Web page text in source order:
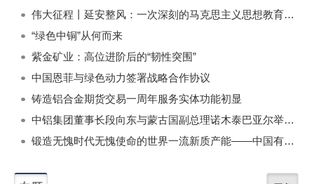
伟大征程丨延安整风：一次深刻的马克思主义思想教育运动
“绿色中铜”从何而来
紫金矿业：高位进阶后的“韧性突围”
中国恩菲与绿色动力签署战略合作协议
铸造铝合金期货交易一周年服务实体功能初显
中铝集团董事长段向东与蒙古国副总理诺木泰巴亚尔举行会谈
锻造无愧时代无愧使命的世界一流新质产能——中国有色金属工业的战略应对与破局之道（二）